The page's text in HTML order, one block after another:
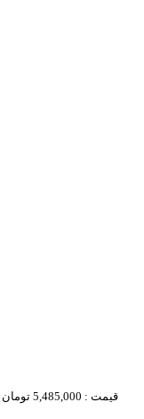
قیمت : 5,485,000 تومان